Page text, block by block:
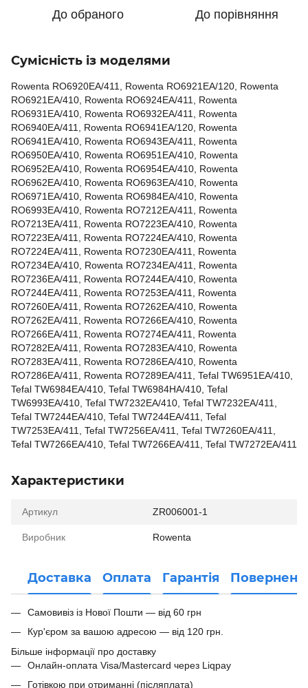
До обраного До порівняння
Сумісність із моделями
Rowenta RO6920EA/411, Rowenta RO6921EA/120, Rowenta
RO6921EA/410, Rowenta RO6924EA/411, Rowenta
RO6931EA/410, Rowenta RO6932EA/411, Rowenta
RO6940EA/411, Rowenta RO6941EA/120, Rowenta
RO6941EA/410, Rowenta RO6943EA/411, Rowenta
RO6950EA/410, Rowenta RO6951EA/410, Rowenta
RO6952EA/410, Rowenta RO6954EA/410, Rowenta
RO6962EA/410, Rowenta RO6963EA/410, Rowenta
RO6971EA/410, Rowenta RO6984EA/410, Rowenta
RO6993EA/410, Rowenta RO7212EA/411, Rowenta
RO7213EA/411, Rowenta RO7223EA/410, Rowenta
RO7223EA/411, Rowenta RO7224EA/410, Rowenta
RO7224EA/411, Rowenta RO7230EA/411, Rowenta
RO7234EA/410, Rowenta RO7234EA/411, Rowenta
RO7236EA/411, Rowenta RO7244EA/410, Rowenta
RO7244EA/411, Rowenta RO7253EA/411, Rowenta
RO7260EA/411, Rowenta RO7262EA/410, Rowenta
RO7262EA/411, Rowenta RO7266EA/410, Rowenta
RO7266EA/411, Rowenta RO7274EA/411, Rowenta
RO7282EA/411, Rowenta RO7283EA/410, Rowenta
RO7283EA/411, Rowenta RO7286EA/410, Rowenta
RO7286EA/411, Rowenta RO7289EA/411, Tefal TW6951EA/410,
Tefal TW6984EA/410, Tefal TW6984HA/410, Tefal
TW6993EA/410, Tefal TW7232EA/410, Tefal TW7232EA/411,
Tefal TW7244EA/410, Tefal TW7244EA/411, Tefal
TW7253EA/411, Tefal TW7256EA/411, Tefal TW7260EA/411,
Tefal TW7266EA/410, Tefal TW7266EA/411, Tefal TW7272EA/411
Характеристики
Артикул ZR006001-1
Виробник Rowenta
Доставка Оплата Гарантія
Самовивіз із Нової Пошти — від 60 грн
Кур'єром за вашою адресою — від 120 грн.
Більше інформації про доставку
Онлайн-оплата Visa/Mastercard через Liqpay
Готівкою при отриманні (післяплата)